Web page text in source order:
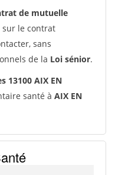
de mutuelle
le contrat
sans
de la Loi sénior.
13100 AIX EN
santé à AIX EN